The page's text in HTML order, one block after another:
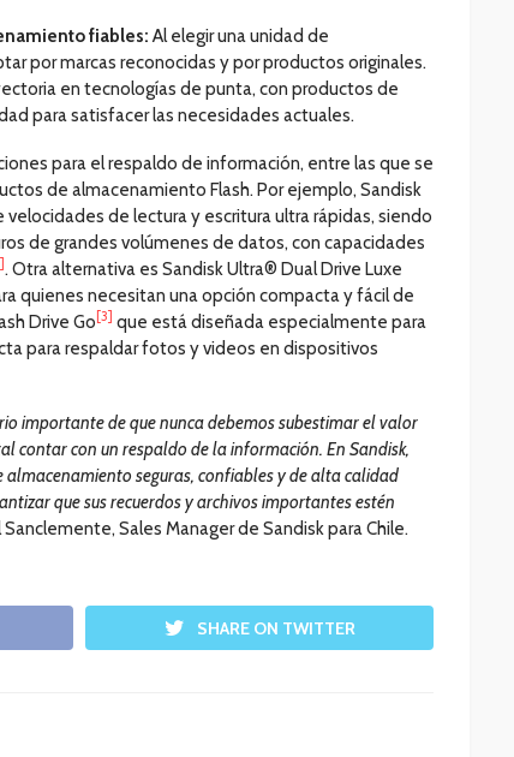
fiables: Al elegir una unidad de
por marcas reconocidas y por productos originales.
en tecnologías de punta, con productos de
para satisfacer las necesidades actuales.
para el respaldo de información, entre las que se
de almacenamiento Flash. Por ejemplo, Sandisk
de lectura y escritura ultra rápidas, siendo
de grandes volúmenes de datos, con capacidades
. Otra alternativa es Sandisk Ultra® Dual Drive Luxe
quienes necesitan una opción compacta y fácil de
Drive Go [3] que está diseñada especialmente para
para respaldar fotos y videos en dispositivos
importante de que nunca debemos subestimar el valor
contar con un respaldo de la información. En Sandisk,
almacenamiento seguras, confiables y de alta calidad
que sus recuerdos y archivos importantes estén
Sales Manager de Sandisk para Chile.
SHARE ON TWITTER